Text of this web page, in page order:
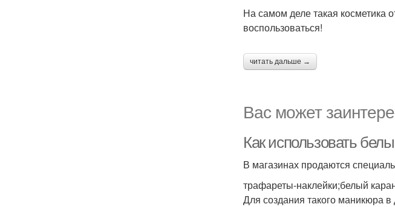
На самом деле такая косметика
воспользоваться!
читать дальше →
Вас может
Как использовать
В магазинах продаются
трафареты-наклейки;белый
Для создания такого маникюра